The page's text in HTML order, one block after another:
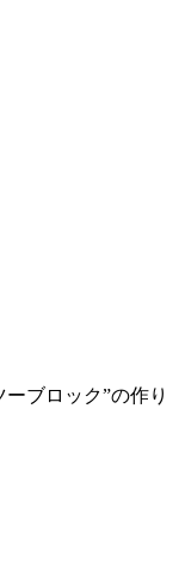
ブロック”の作り